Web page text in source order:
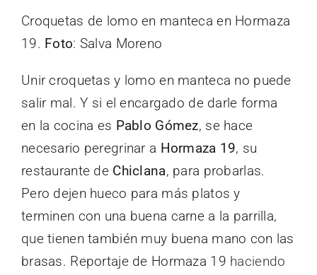
Croquetas de lomo en manteca en Hormaza
19. Foto: Salva Moreno
Unir croquetas y lomo en manteca no puede
salir mal. Y si el encargado de darle forma
en la cocina es Pablo Gómez, se hace
necesario peregrinar a Hormaza 19, su
restaurante de Chiclana, para probarlas.
Pero dejen hueco para más platos y
terminen con una buena carne a la parrilla,
que tienen también muy buena mano con las
brasas. Reportaje de Hormaza 19 haciendo